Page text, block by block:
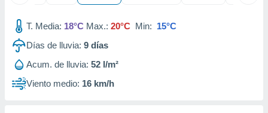
T. Media: 18°C Max.: 20°C Min: 15°C
Días de lluvia: 9 días
Acum. de lluvia: 52 l/m²
Viento medio: 16 km/h